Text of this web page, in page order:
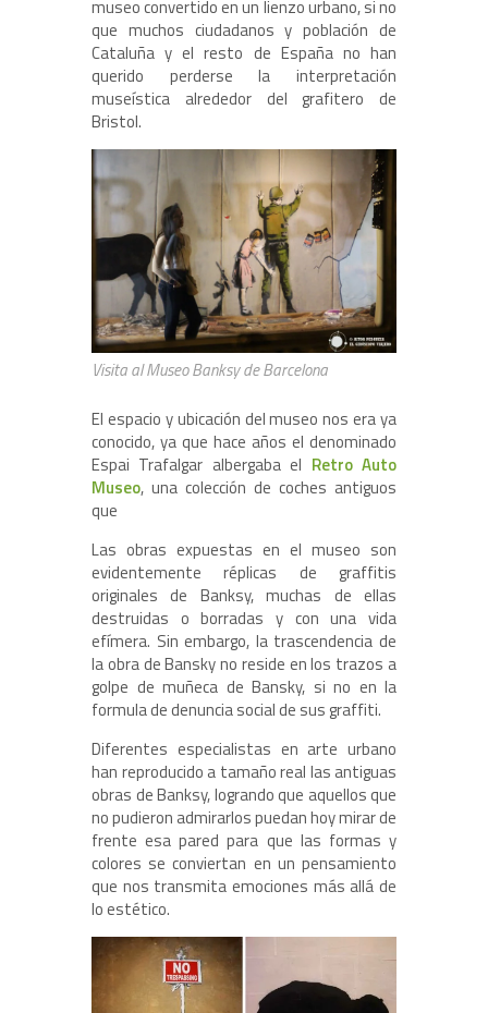
museo convertido en un lienzo urbano, si no
que muchos ciudadanos y población de
Cataluña y el resto de España no han
querido perderse la interpretación
museística alrededor del grafitero de
Bristol.
Visita al Museo Banksy de Barcelona
El espacio y ubicación del museo nos era ya
conocido, ya que hace años el denominado
Espai Trafalgar albergaba el Retro Auto
Museo, una colección de coches antiguos
que
Las obras expuestas en el museo son
evidentemente réplicas de graffitis
originales de Banksy, muchas de ellas
destruidas o borradas y con una vida
efímera. Sin embargo, la trascendencia de
la obra de Bansky no reside en los trazos a
golpe de muñeca de Bansky, si no en la
formula de denuncia social de sus graffiti.
Diferentes especialistas en arte urbano
han reproducido a tamaño real las antiguas
obras de Banksy, logrando que aquellos que
no pudieron admirarlos puedan hoy mirar de
frente esa pared para que las formas y
colores se conviertan en un pensamiento
que nos transmita emociones más allá de
lo estético.